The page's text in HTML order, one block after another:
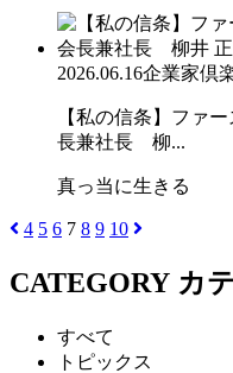
2026.06.16企業家倶
【私の信条】ファ
長兼社長 柳...
真っ当に生きる
4 5 6 7 8 9 10
CATEGORY カ
すべて
トピックス